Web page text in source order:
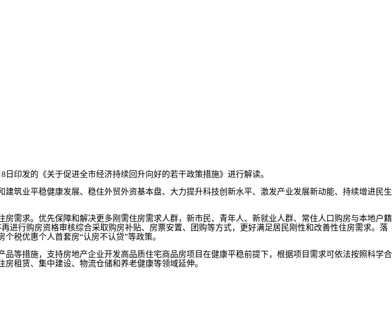
印发的《关于促进全市经济持续回升向好的若干政策措施》进行解读。
业平稳健康发展、稳住外贸外资基本盘、大力提升科技创新水平、激发产业发展新动能、持续增进民生
求。优先保障和解决更多刚需住房需求人群，新市民、青年人、新就业人群、常住人口购房与本地户籍
进行购房资格审核综合采取购房补贴、房票安置、团购等方式，更好满足居民刚性和改善性住房需求。落
税优惠个人首套房“认房不认贷”等政策。
措施，支持房地产企业开发高品质住宅商品房项目在健康平稳前提下，根据项目需求可依法按照科学合
租赁、集中建设、物流仓储和养老健康等领域延伸。